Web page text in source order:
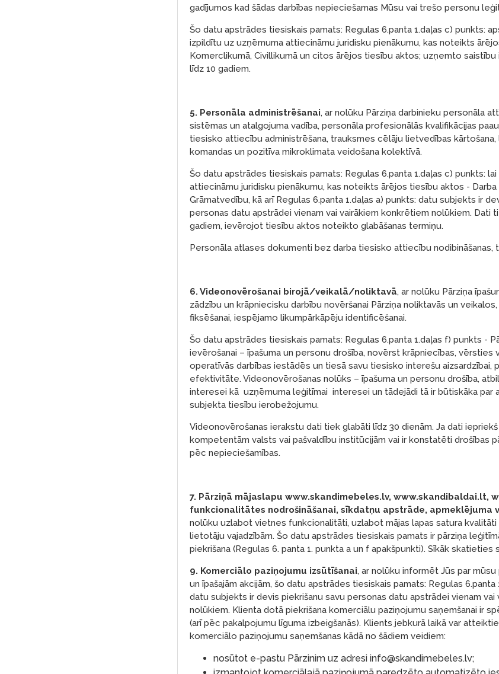
gadījumos kad šādas darbības nepieciešamas Mūsu vai trešo personu
Šo datu apstrādes tiesiskais pamats: Regulas 6.panta 1.daļas c) punkts:
izpildītu uz uzņēmuma attiecināmu juridisku pienākumu, kas noteikts
Komerclikumā, Civillikumā un citos ārējos tiesību aktos; uzņemto
līdz 10 gadiem.
5. Personāla administrēšanai, ar nolūku Pārziņa darbinieku personāla
sistēmas un atalgojuma vadība, personāla profesionālās kvalifikācijas
tiesisko attiecību administrēšana, trauksmes cēlāju lietvedības kārtošana,
komandas un pozitīva mikroklimata veidošana kolektīvā.
Šo datu apstrādes tiesiskais pamats: Regulas 6.panta 1.daļas c) punkts:
attiecināmu juridisku pienākumu, kas noteikts ārējos tiesību aktos - Darba
Grāmatvedību, kā arī Regulas 6.panta 1.daļas a) punkts: datu subjekts ir
personas datu apstrādei vienam vai vairākiem konkrētiem nolūkiem. Dati
gadiem, ievērojot tiesību aktos noteikto glabāšanas termiņu.
Personāla atlases dokumenti bez darba tiesisko attiecību nodibināšanas,
6. Videonovērošanai birojā/veikalā/noliktavā, ar nolūku Pārziņa
zādzību un krāpniecisku darbību novēršanai Pārziņa noliktavās un
fiksēšanai, iespējamo likumpārkāpēju identificēšanai.
Šo datu apstrādes tiesiskais pamats: Regulas 6.panta 1.daļas f) punkts -
ievērošanai – īpašuma un personu drošība, novērst krāpniecības, vērsties
operatīvās darbības iestādēs un tiesā savu tiesisko interešu aizsardzībai,
efektivitāte. Videonovērošanas nolūks – īpašuma un personu drošība,
interesei kā uzņēmuma leģitīmai interesei un tādejādi tā ir būtiskāka par
subjekta tiesību ierobežojumu.
Videonovērošanas ierakstu dati tiek glabāti līdz 30 dienām. Ja dati
kompetentām valsts vai pašvaldību institūcijām vai ir konstatēti drošības
pēc nepieciešamības.
7. Pārziņā mājaslapu www.skandimebeles.lv, www.skandibaldai.lt,
funkcionalitātes nodrošināšanai, sīkdatņu apstrāde, apmeklējuma
nolūku uzlabot vietnes funkcionalitāti, uzlabot mājas lapas satura
lietotāju vajadzībām. Šo datu apstrādes tiesiskais pamats ir pārziņa
piekrišana (Regulas 6. panta 1. punkta a un f apakšpunkti). Sīkāk skatieties
9. Komerciālo paziņojumu izsūtīšanai, ar nolūku informēt Jūs par
un īpašajām akcijām, šo datu apstrādes tiesiskais pamats: Regulas 6.panta
datu subjekts ir devis piekrišanu savu personas datu apstrādei vienam vai
nolūkiem. Klienta dotā piekrišana komerciālu paziņojumu saņemšanai ir
(arī pēc pakalpojumu līguma izbeigšanās). Klients jebkurā laikā var
komerciālo paziņojumu saņemšanas kādā no šādiem veidiem:
nosūtot e-pastu Pārzinim uz adresi info@skandimebeles.lv;